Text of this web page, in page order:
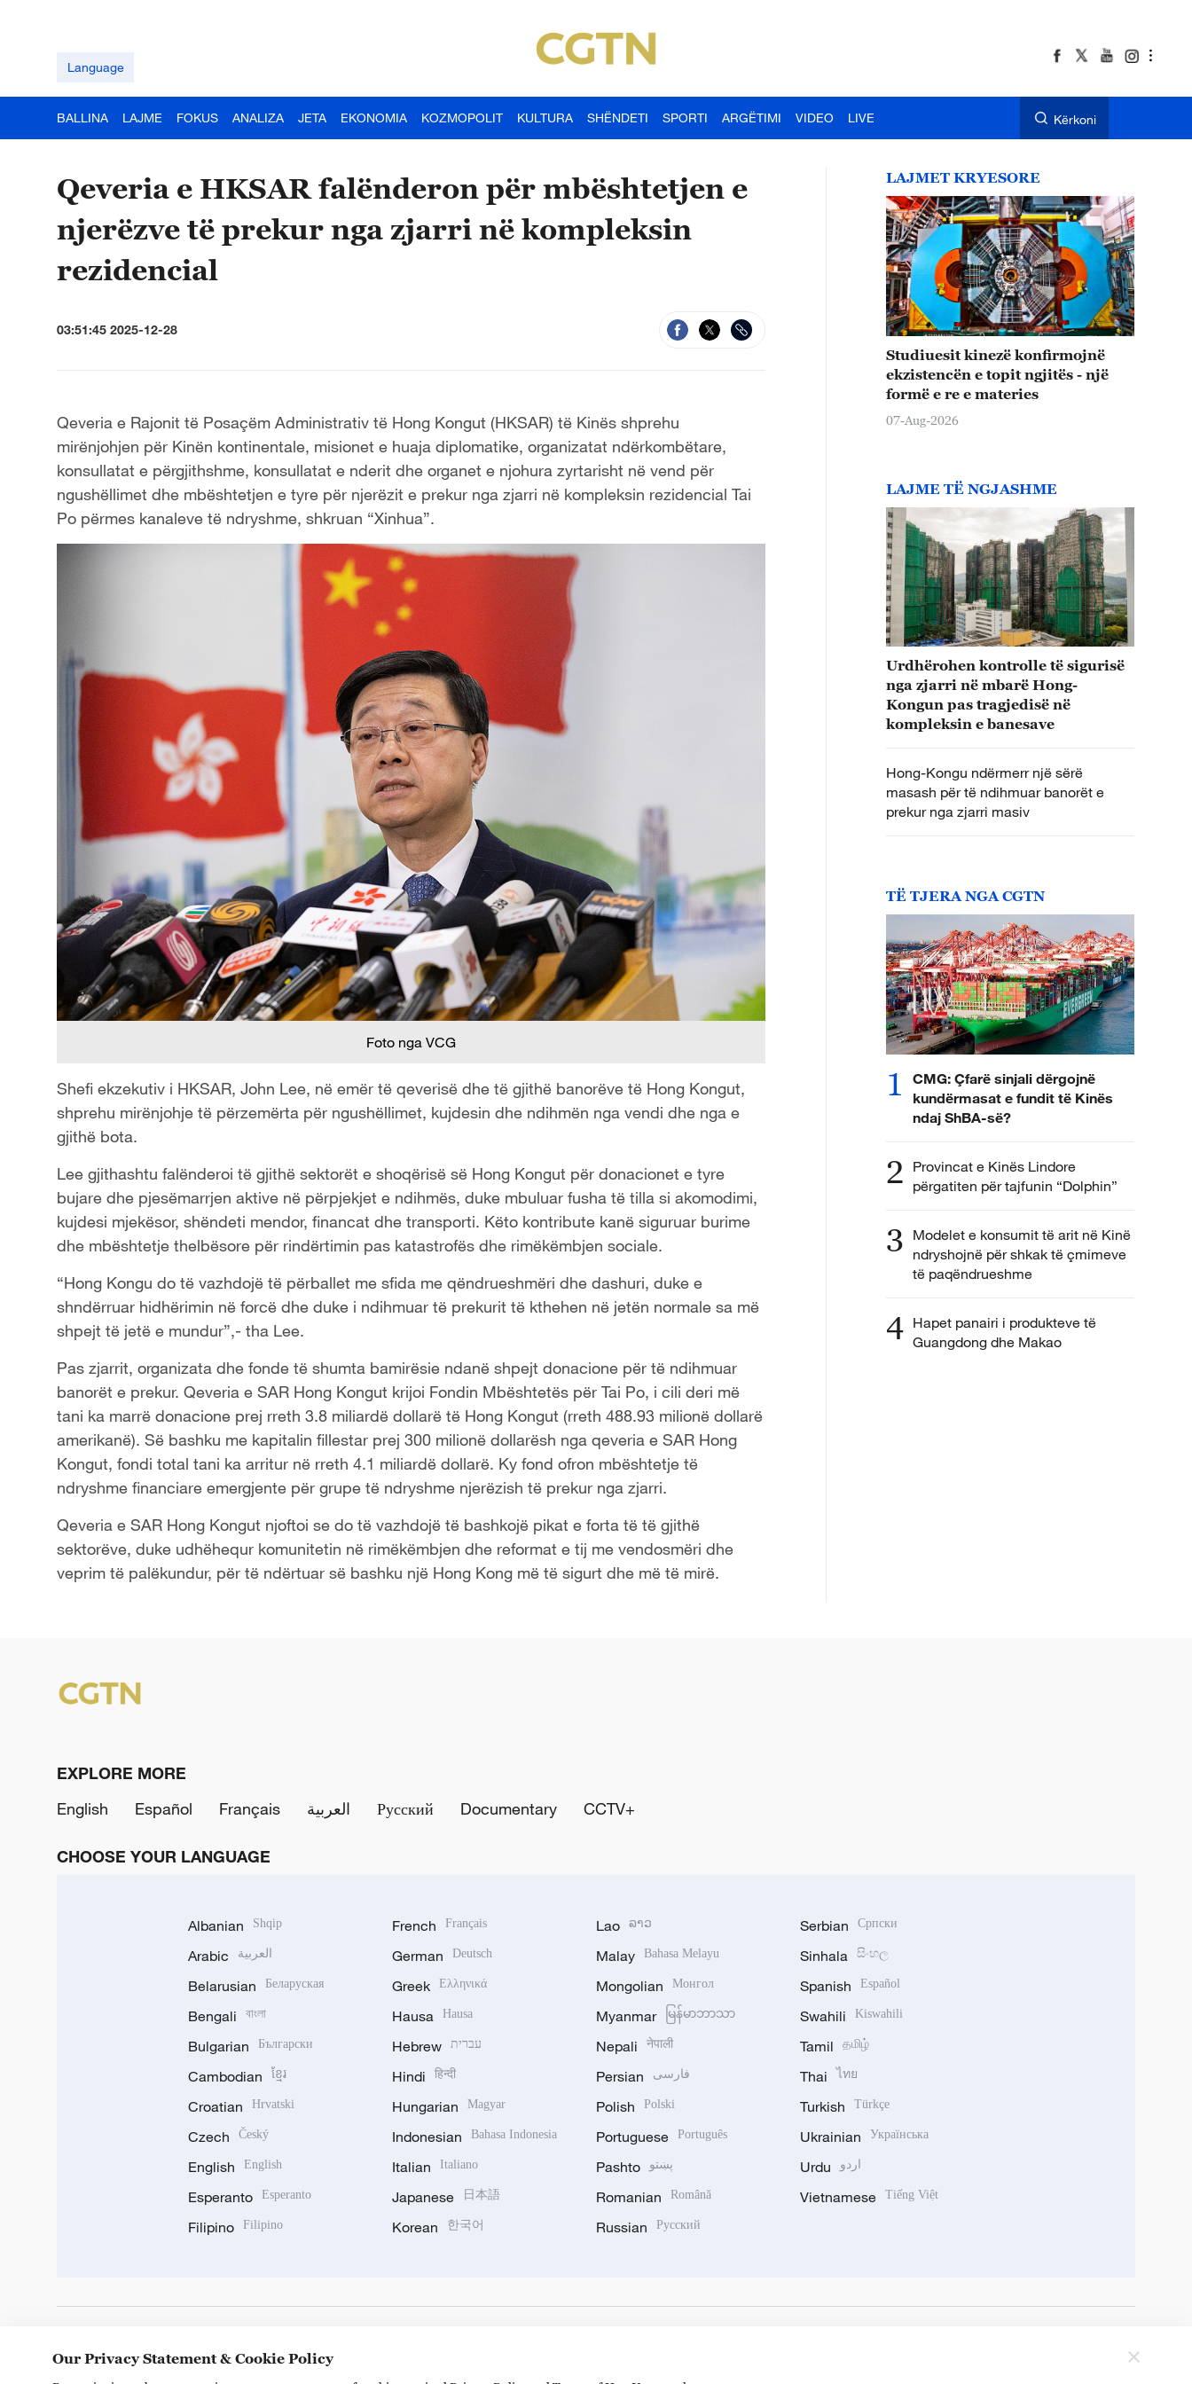
Language
BALLINA LAJME FOKUS ANALIZA JETA EKONOMIA KOZMOPOLIT KULTURA SHËNDETI SPORTI ARGËTIMI VIDEO LIVE Kërkoni
Qeveria e HKSAR falënderon për mbështetjen e
njerëzve të prekur nga zjarri në kompleksin
rezidencial
03:51:45 2025-12-28
Qeveria e Rajonit të Posaçëm Administrativ të Hong Kongut (HKSAR) të Kinës shprehu
mirënjohjen për Kinën kontinentale, misionet e huaja diplomatike, organizatat ndërkombëtare,
konsullatat e përgjithshme, konsullatat e nderit dhe organet e njohura zyrtarisht në vend për
ngushëllimet dhe mbështetjen e tyre për njerëzit e prekur nga zjarri në kompleksin rezidencial Tai
Po përmes kanaleve të ndryshme, shkruan “Xinhua”.
Foto nga VCG
Shefi ekzekutiv i HKSAR, John Lee, në emër të qeverisë dhe të gjithë banorëve të Hong Kongut,
shprehu mirënjohje të përzemërta për ngushëllimet, kujdesin dhe ndihmën nga vendi dhe nga e
gjithë bota.
Lee gjithashtu falënderoi të gjithë sektorët e shoqërisë së Hong Kongut për donacionet e tyre
bujare dhe pjesëmarrjen aktive në përpjekjet e ndihmës, duke mbuluar fusha të tilla si akomodimi,
kujdesi mjekësor, shëndeti mendor, financat dhe transporti. Këto kontribute kanë siguruar burime
dhe mbështetje thelbësore për rindërtimin pas katastrofës dhe rimëkëmbjen sociale.
“Hong Kongu do të vazhdojë të përballet me sfida me qëndrueshmëri dhe dashuri, duke e
shndërruar hidhërimin në forcë dhe duke i ndihmuar të prekurit të kthehen në jetën normale sa më
shpejt të jetë e mundur”,- tha Lee.
Pas zjarrit, organizata dhe fonde të shumta bamirësie ndanë shpejt donacione për të ndihmuar
banorët e prekur. Qeveria e SAR Hong Kongut krijoi Fondin Mbështetës për Tai Po, i cili deri më
tani ka marrë donacione prej rreth 3.8 miliardë dollarë të Hong Kongut (rreth 488.93 milionë dollarë
amerikanë). Së bashku me kapitalin fillestar prej 300 milionë dollarësh nga qeveria e SAR Hong
Kongut, fondi total tani ka arritur në rreth 4.1 miliardë dollarë. Ky fond ofron mbështetje të
ndryshme financiare emergjente për grupe të ndryshme njerëzish të prekur nga zjarri.
Qeveria e SAR Hong Kongut njoftoi se do të vazhdojë të bashkojë pikat e forta të të gjithë
sektorëve, duke udhëhequr komunitetin në rimëkëmbjen dhe reformat e tij me vendosmëri dhe
veprim të palëkundur, për të ndërtuar së bashku një Hong Kong më të sigurt dhe më të mirë.
LAJMET KRYESORE
Studiuesit kinezë konfirmojnë
ekzistencën e topit ngjitës - një
formë e re e materies
07-Aug-2026
LAJME TË NGJASHME
Urdhërohen kontrolle të sigurisë
nga zjarri në mbarë Hong-
Kongun pas tragjedisë në
kompleksin e banesave
Hong-Kongu ndërmerr një sërë
masash për të ndihmuar banorët e
prekur nga zjarri masiv
TË TJERA NGA CGTN
1
CMG: Çfarë sinjali dërgojnë
kundërmasat e fundit të Kinës
ndaj ShBA-së?
2 Provincat e Kinës Lindore
përgatiten për tajfunin “Dolphin”
3 Modelet e konsumit të arit në Kinë
ndryshojnë për shkak të çmimeve
të paqëndrueshme
4 Hapet panairi i produkteve të
Guangdong dhe Makao
EXPLORE MORE
English
Español Français العربية Русский Documentary CCTV+
CHOOSE YOUR LANGUAGE
Albanian Shqip
Arabic العربية
Belarusian Беларуская
Bengali বাংলা
Bulgarian Български
Cambodian ខ្មែរ
Croatian Hrvatski
Czech Český
English English
Esperanto Esperanto
Filipino Filipino
French Français
German Deutsch
Greek Ελληνικά
Hausa Hausa
Hebrew עברית
Hindi हिन्दी
Hungarian Magyar
Indonesian Bahasa Indonesia
Italian Italiano
Japanese 日本語
Korean 한국어
Lao ລາວ
Malay Bahasa Melayu
Mongolian Монгол
Myanmar မြန်မာဘာသာ
Nepali नेपाली
Persian فارسی
Polish Polski
Portuguese Português
Pashto پښتو
Romanian Română
Russian Русский
Serbian Српски
Sinhala සිංහල
Spanish Español
Swahili Kiswahili
Tamil தமிழ்
Thai ไทย
Turkish Türkçe
Ukrainian Українська
Urdu اردو
Vietnamese Tiếng Việt
Our Privacy Statement & Cookie Policy